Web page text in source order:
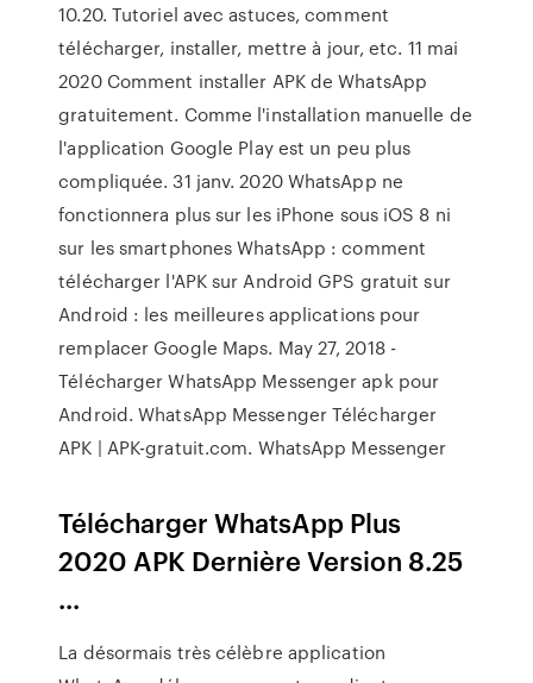
10.20. Tutoriel avec astuces, comment
télécharger, installer, mettre à jour, etc. 11 mai
2020 Comment installer APK de WhatsApp
gratuitement. Comme l'installation manuelle de
l'application Google Play est un peu plus
compliquée. 31 janv. 2020 WhatsApp ne
fonctionnera plus sur les iPhone sous iOS 8 ni
sur les smartphones WhatsApp : comment
télécharger l'APK sur Android GPS gratuit sur
Android : les meilleures applications pour
remplacer Google Maps. May 27, 2018 -
Télécharger WhatsApp Messenger apk pour
Android. WhatsApp Messenger Télécharger
APK | APK-gratuit.com. WhatsApp Messenger
Télécharger WhatsApp Plus
2020 APK Dernière Version 8.25
...
La désormais très célèbre application